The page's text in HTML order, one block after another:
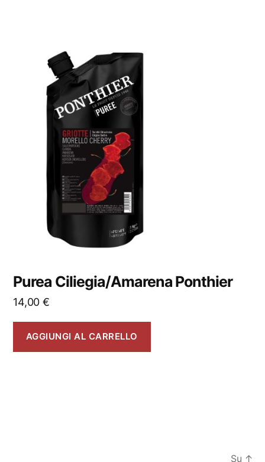
Purea Ciliegia/Amarena Ponthier
14,00 €
AGGIUNGI AL CARRELLO
Su ↑